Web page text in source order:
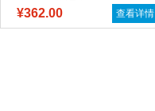
¥362.00 查看详情